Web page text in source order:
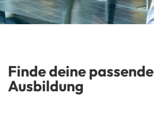
Finde deine passende
Ausbildung